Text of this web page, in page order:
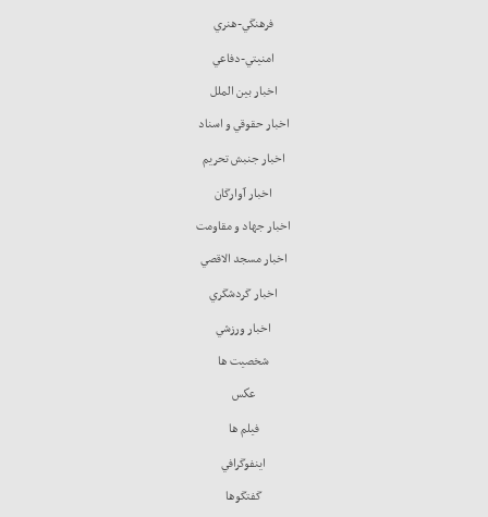
فرهنگي-هنري
امنيتي-دفاعي
اخبار بين الملل
اخبار حقوقي و اسناد
اخبار جنبش تحريم
اخبار آوارگان
اخبار جهاد و مقاومت
اخبار مسجد الاقصي
اخبار گردشگري
اخبار ورزشي
شخصيت ها
عكس
فيلم ها
اينفوگرافي
گفتگوها